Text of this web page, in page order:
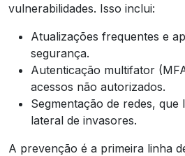
vulnerabilidades. Isso inclui:
Atualizações frequentes e
segurança.
Autenticação multifator
acessos não autorizados.
Segmentação de redes, que
lateral de invasores.
A prevenção é a primeira linha